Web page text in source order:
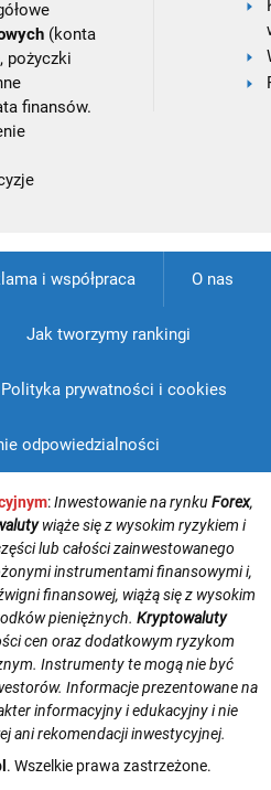
(konta
pożyczki
finansów.
i współpraca O nas
Jak tworzymy rankingi
Polityka prywatności i cookies
odpowiedzialności
:Inwestowanie na rynkuForex,
wiąże się z wysokim ryzykiem i
lub całości zainwestowanego
instrumentami finansowymi i,
finansowej, wiążą się z wysokim
pieniężnych. Kryptowaluty
cen oraz dodatkowym ryzykom
Instrumenty te mogą nie być
Informacje prezentowane na
informacyjny i edukacyjny i nie
ani rekomendacji inwestycyjnej.
. Wszelkie prawa zastrzeżone.